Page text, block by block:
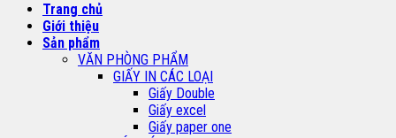
Trang chủ
Giới thiệu
Sản phẩm
VĂN PHÒNG PHẨM
GIẤY IN CÁC LOẠI
Giấy Double
Giấy excel
Giấy paper one